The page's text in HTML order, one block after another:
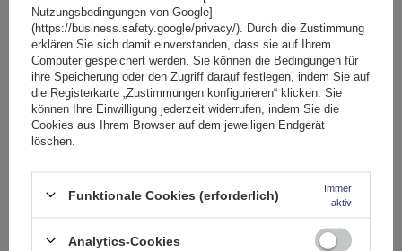
G3 Pacific 64.110-68.003 Aluminium-Dachträger
134,49 €inkl. MwSt
Große Menge verfügbar
Warenkorb
SONDERANGEBOT
Nutzungsbedingungen von Google]
(https://business.safety.google/privacy/). Durch die Zustimmung
erklären Sie sich damit einverstanden, dass sie auf Ihrem
Computer gespeichert werden. Sie können die Bedingungen für
ihre Speicherung oder den Zugriff darauf festlegen, indem Sie auf
die Registerkarte „Zustimmungen konfigurieren“ klicken. Sie
können Ihre Einwilligung jederzeit widerrufen, indem Sie die
Cookies aus Ihrem Browser auf dem jeweiligen Endgerät
löschen.
Funktionale Cookies (erforderlich)
Immer
aktiv
Analytics-Cookies